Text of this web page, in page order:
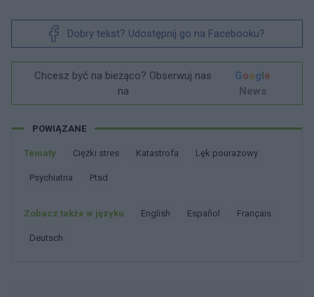
Dobry tekst? Udostępnij go na Facebooku?
Chcesz być na bieżąco? Obserwuj nas
na
Google
News
POWIĄZANE
Tematy Ciężki stres Katastrofa Lęk pourazowy
Psychiatria Ptsd
Zobacz także w języku english español français
deutsch